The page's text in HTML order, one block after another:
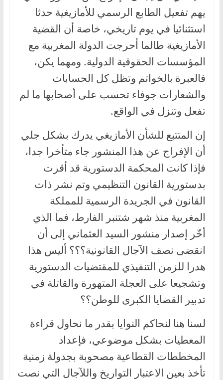
يهم تفعيل الطابع الرسمي للأمازيغية حدثا
استثنائيا في يوم تاريخي، خاصة أن القضية
الأمازيغية طالما أحرجت الدولة المغربية مع
المؤسسات الحقوقية الدولية. ومهما يكن،
فالعبرة بالخواتم وتظل كل الحسابات
والشعارات جوفاء تحسب على أصحابها ما لم
تفعل وتنزل في الواقع.
إن المتتبع للشأن الأمازيغي يدرك بشكل جلي
أن الإفراج عن هذا المنشور جاء متأخرا جدا،
فإذا كانت المحكمة الدستورية قد أقرت
بدستورية القانون التنظيمي وتم نشر ذات
القانون في الجريدة الرسمية للمملكة
المغربية منذ شهر شتنبر الفارط، فما الذي
أخّر إصدار منشور السيد العثماني إلى أن
انقضى نصف الآجال القانونية؟؟؟ أليس هذا
هدرا للزمن التنفيذي للمقتضيات الدستورية
وتشجيعا على العجلة المتهورة والقاتلة في
تدبير القضايا الكبرى للوطن؟؟
لسنا هنا لنحاكم النوايا بقدر ما نحاول قراءة
المعطيات بشكل موضوعي، فإعداد
المخططات القطاعية مصحوبة بجدولة زمنية
تأخذ بعين الاعتبار التواريخ واللآجال التي نصت